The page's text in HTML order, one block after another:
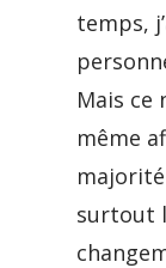
temps,
Mais ce
même
surtout